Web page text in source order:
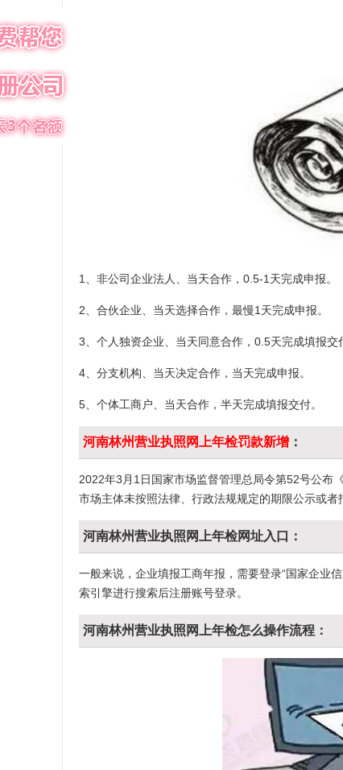
1、非公司企业法人、当天合作，0.5-1天完成申报。
2、合伙企业、当天选择合作，最慢1天完成申报。
3、个人独资企业、当天同意合作，0.5天完成填报交
4、分支机构、当天决定合作，当天完成申报。
5、个体工商户、当天合作，半天完成填报交付。
河南林州营业执照网上年检罚款新增 ：
2022年3月1日国家市场监督管理总局令第52号公布
市场主体未按照法律、行政法规规定的期限公示或者
河南林州营业执照网上年检网址入口：
一般来说，企业填报工商年报，需要登录“国家企业
索引擎进行搜索后注册账号登录。
河南林州营业执照网上年检怎么操作流程：